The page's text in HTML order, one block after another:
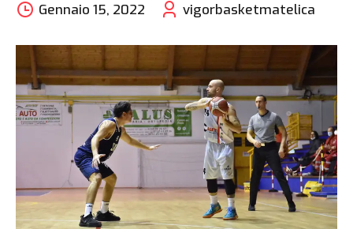
Gennaio 15, 2022 vigorbasketmatelica